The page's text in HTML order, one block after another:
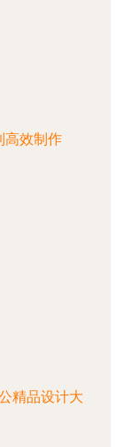
高效制作
精品设计大